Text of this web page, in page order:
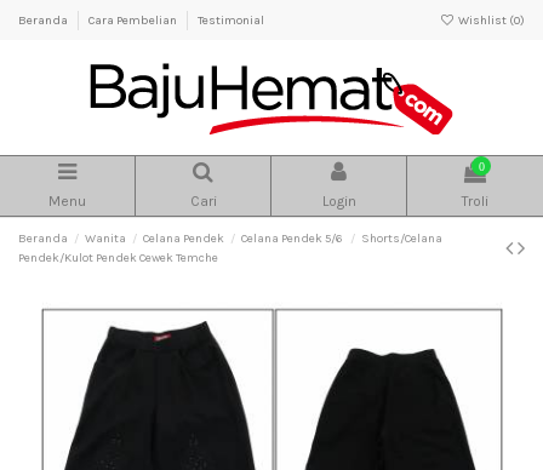
Beranda Cara Pembelian Testimonial Wishlist (0)
Menu Cari Login
0
Troli
Beranda Wanita Celana Pendek Celana Pendek 5/6
Shorts/Celana
Pendek/Kulot Pendek Cewek Temche